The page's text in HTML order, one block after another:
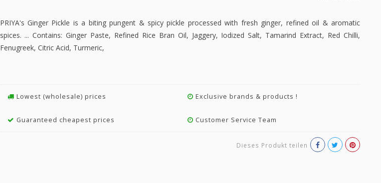
PRIYA's Ginger Pickle is a biting pungent & spicy pickle processed with fresh ginger, refined oil & aromatic
spices. ... Contains: Ginger Paste, Refined Rice Bran Oil, Jaggery, Iodized Salt, Tamarind Extract, Red Chilli,
Fenugreek, Citric Acid, Turmeric,
Lowest (wholesale) prices Exclusive brands & products !
Guaranteed cheapest prices Customer Service Team
Dieses Produkt teilen